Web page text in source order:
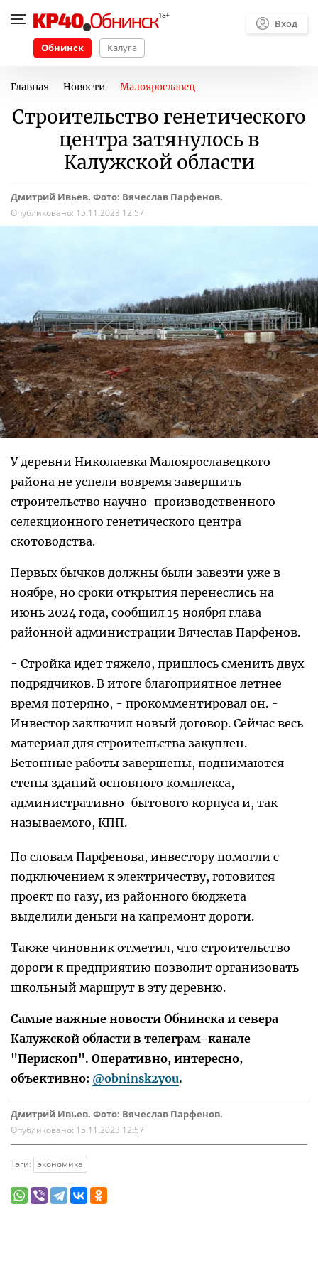
Обнинск Калуга
Вход
Главная Новости Малоярославец
Строительство генетического
центра затянулось в
Калужской области
Дмитрий Ивьев. Фото: Вячеслав Парфенов.
Опубликовано: 15.11.2023 12:57
У деревни Николаевка Малоярославецкого
района не успели вовремя завершить
строительство научно-производственного
селекционного генетического центра
скотоводства.
Первых бычков должны были завезти уже в
ноябре, но сроки открытия перенеслись на
июнь 2024 года, сообщил 15 ноября глава
районной администрации Вячеслав Парфенов.
- Стройка идет тяжело, пришлось сменить двух
подрядчиков. В итоге благоприятное летнее
время потеряно, - прокомментировал он. -
Инвестор заключил новый договор. Сейчас весь
материал для строительства закуплен.
Бетонные работы завершены, поднимаются
стены зданий основного комплекса,
административно-бытового корпуса и, так
называемого, КПП.
По словам Парфенова, инвестору помогли с
подключением к электричеству, готовится
проект по газу, из районного бюджета
выделили деньги на капремонт дороги.
Также чиновник отметил, что строительство
дороги к предприятию позволит организовать
школьный маршрут в эту деревню.
Самые важные новости Обнинска и севера
Калужской области в телеграм-канале
"Перископ". Оперативно, интересно,
объективно: @obninsk2you.
Дмитрий Ивьев. Фото: Вячеслав Парфенов.
Опубликовано: 15.11.2023 12:57
Тэги: экономика